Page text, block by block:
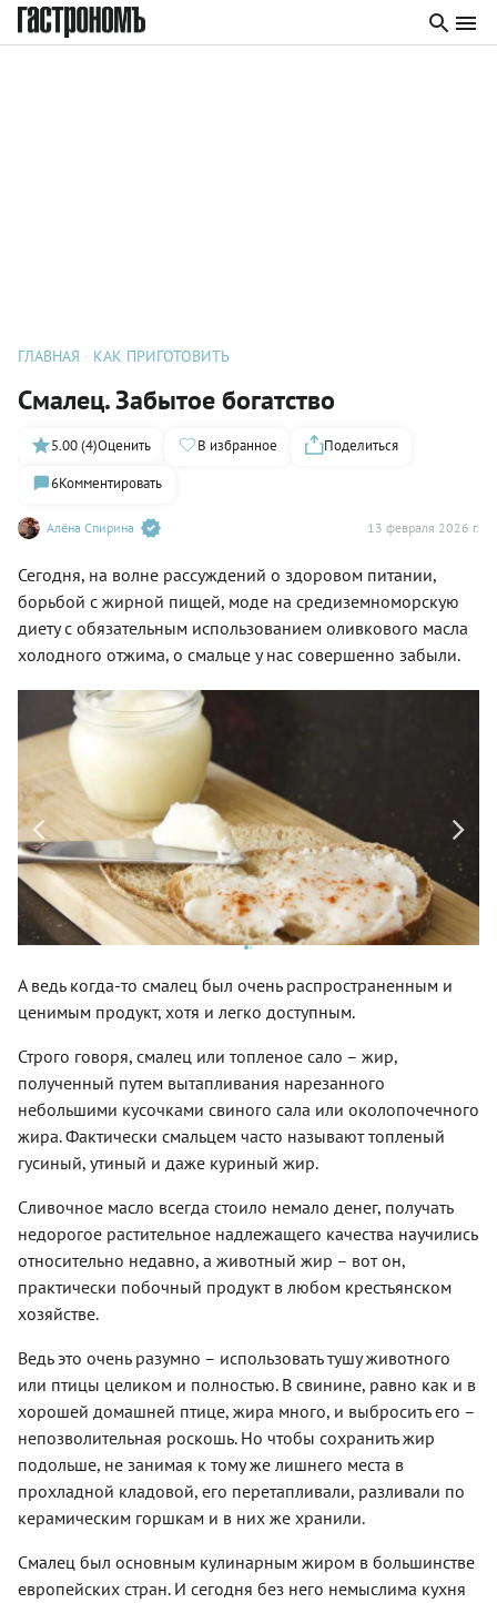
ГЛАВНАЯ КАК ПРИГОТОВИТЬ
Смалец. Забытое богатство
Алёна Спирина 13 февраля 2026 г.
5.00 (4)Оценить В избранное
Поделиться
6Комментировать
Сегодня, на волне рассуждений о здоровом питании,
борьбой с жирной пищей, моде на средиземноморскую
диету с обязательным использованием оливкового масла
холодного отжима, о смальце у нас совершенно забыли.
А ведь когда-то смалец был очень распространенным и
ценимым продукт, хотя и легко доступным.
Строго говоря, смалец или топленое сало – жир,
полученный путем вытапливания нарезанного
небольшими кусочками свиного сала или околопочечного
жира. Фактически смальцем часто называют топленый
гусиный, утиный и даже куриный жир.
Сливочное масло всегда стоило немало денег, получать
недорогое растительное надлежащего качества научились
относительно недавно, а животный жир – вот он,
практически побочный продукт в любом крестьянском
хозяйстве.
Ведь это очень разумно – использовать тушу животного
или птицы целиком и полностью. В свинине, равно как и в
хорошей домашней птице, жира много, и выбросить его –
непозволительная роскошь. Но чтобы сохранить жир
подольше, не занимая к тому же лишнего места в
прохладной кладовой, его перетапливали, разливали по
керамическим горшкам и в них же хранили.
Смалец был основным кулинарным жиром в большинстве
европейских стран. И сегодня без него немыслима кухня